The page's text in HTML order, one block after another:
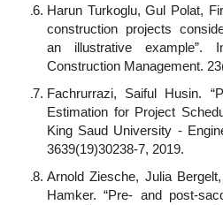
Harun Turkoglu, Gul Polat,
construction projects
an illustrative example”.
Construction Management.
Fachrurrazi, Saiful Husin.
Estimation for Project
King Saud University -
3639(19)30238-7, 2019.
Arnold Ziesche, Julia
Hamker. “Pre- and post-